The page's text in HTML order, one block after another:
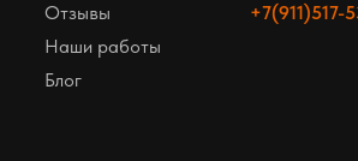
+7(911)517-
Блог
Наши работы
Отзывы